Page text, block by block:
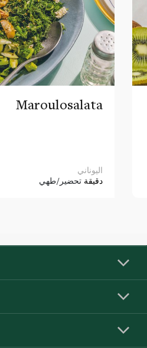
Maroulosalata
اليوناني
دقيقة تحضير/طهي